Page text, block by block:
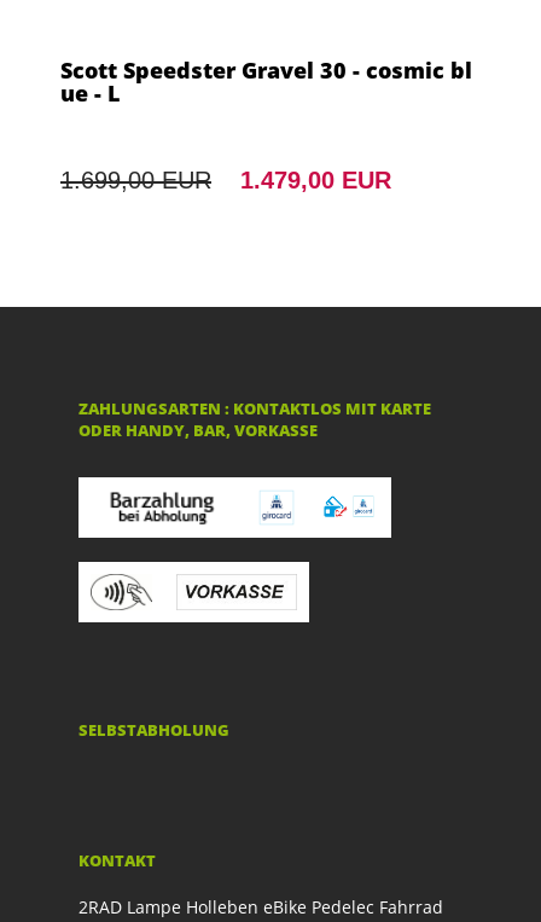
Scott Speedster Gravel 30 - cosmic bl
ue - L
1.699,00 EUR 1.479,00 EUR
ZAHLUNGSARTEN : KONTAKTLOS MIT KARTE
ODER HANDY, BAR, VORKASSE
SELBSTABHOLUNG
KONTAKT
2RAD Lampe Holleben eBike Pedelec Fahrrad